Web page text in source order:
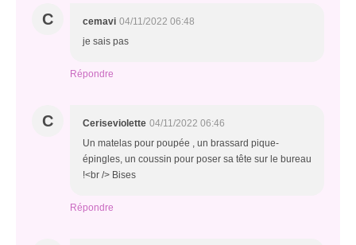
C cemavi 04/11/2022 06:48
je sais pas
Répondre
C Ceriseviolette 04/11/2022 06:46
Un matelas pour poupée , un brassard pique-
épingles, un coussin pour poser sa tête sur le bureau
!<br /> Bises
Répondre